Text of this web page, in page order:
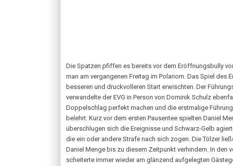
Die Spatzen pfiffen es bereits vor dem Eröffnungsbully
man am vergangenen Freitag im Polariom. Das Spiel des
besseren und druckvolleren Start erwischten. Der
verwandelte der EVG in Person von Dominik Schulz
Doppelschlag perfekt machen und die erstmalige
belehrt. Kurz vor dem ersten Pausentee spielten Daniel
überschlugen sich die Ereignisse und Schwarz-Gelb
die ein oder andere Strafe nach sich zogen. Die Tölzer
Daniel Menge bis zu diesem Zeitpunkt verhindern. In den
scheiterte immer wieder am glänzend aufgelegten